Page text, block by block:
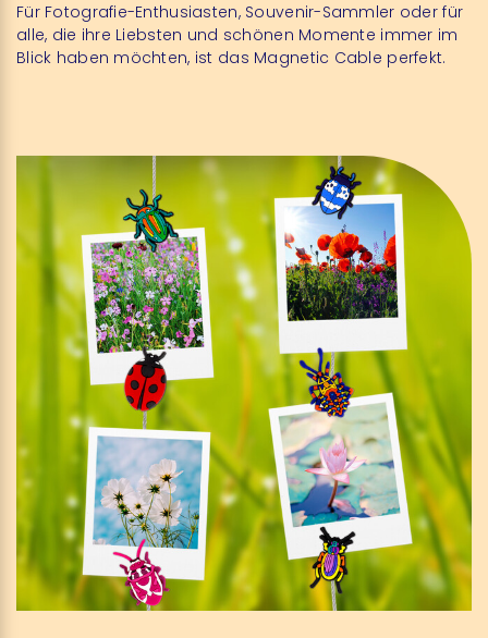
Für Fotografie-Enthusiasten, Souvenir-Sammler oder für
alle, die ihre Liebsten und schönen Momente immer im
Blick haben möchten, ist das Magnetic Cable perfekt.